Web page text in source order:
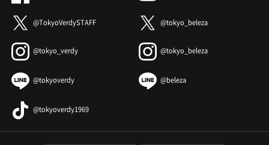
@TokyoVerdySTAFF @tokyo_beleza
@tokyo_verdy @tokyo_beleza
@tokyoverdy @beleza
@tokyoverdy1969